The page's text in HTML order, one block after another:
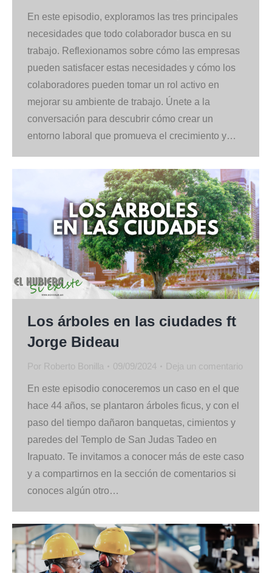
En este episodio, exploramos las tres principales
necesidades que todo colaborador busca en su
trabajo. Reflexionamos sobre cómo las empresas
pueden satisfacer estas necesidades y cómo los
colaboradores pueden tomar un rol activo en
mejorar su ambiente de trabajo. Únete a la
conversación para descubrir cómo crear un
entorno laboral que promueva el crecimiento y…
Los árboles en las ciudades ft
Jorge Bideau
Por Roberto Bonilla 09/09/2024 Deja un comentario
En este episodio conoceremos un caso en el que
hace 44 años, se plantaron árboles ficus, y con el
paso del tiempo dañaron banquetas, cimientos y
paredes del Templo de San Judas Tadeo en
Irapuato. Te invitamos a conocer más de este caso
y a compartirnos en la sección de comentarios si
conoces algún otro…